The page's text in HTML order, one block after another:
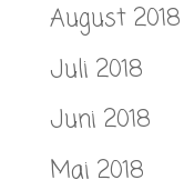
August 2018
Juli 2018
Juni 2018
Mai 2018